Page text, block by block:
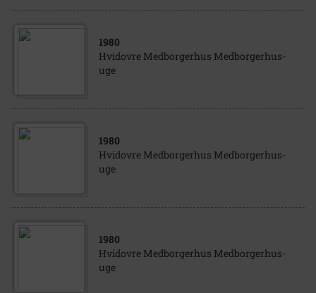
1980
Hvidovre Medborgerhus Medborgerhus-
uge
1980
Hvidovre Medborgerhus Medborgerhus-
uge
1980
Hvidovre Medborgerhus Medborgerhus-
uge